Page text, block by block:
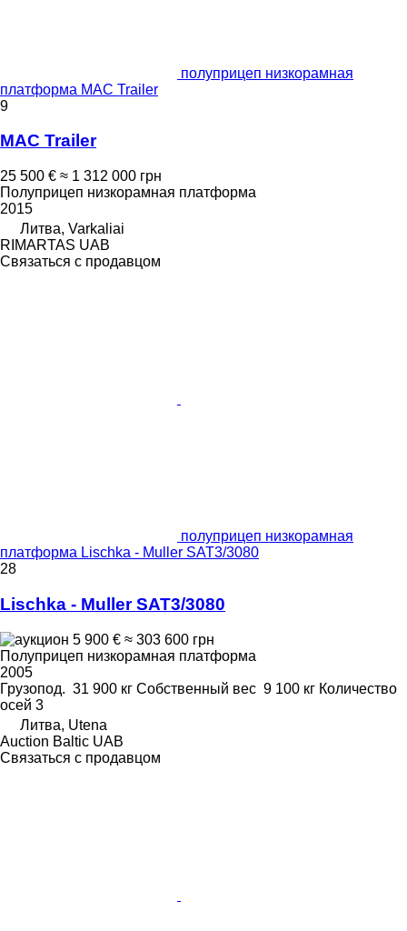
полуприцеп низкорамная
платформа MAC Trailer
9
MAC Trailer
25 500 € ≈ 1 312 000 грн
Полуприцеп низкорамная платформа
2015
Литва, Varkaliai
RIMARTAS UAB
Связаться с продавцом
полуприцеп низкорамная
платформа Lischka - Muller SAT3/3080
28
Lischka - Muller SAT3/3080
5 900 € ≈ 303 600 грн
Полуприцеп низкорамная платформа
2005
Грузопод. 31 900 кг Собственный вес 9 100 кг Количество
осей 3
Литва, Utena
Auction Baltic UAB
Связаться с продавцом